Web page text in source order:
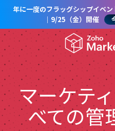
年に一度のフラッグシップイベ
｜9/25（金）開催
マーケテ
べての管